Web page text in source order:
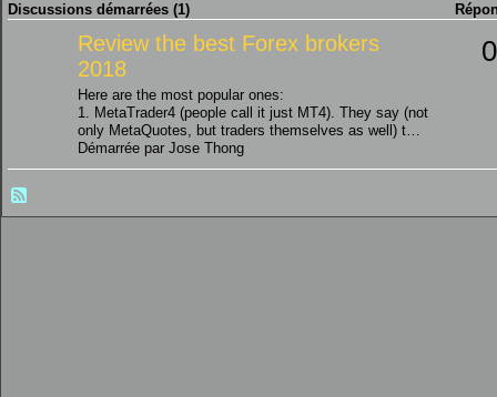
Discussions démarrées (1)
Review the best Forex brokers
2018
Here are the most popular ones:
1. MetaTrader4 (people call it just MT4). They say (not
only MetaQuotes, but traders themselves as well) t…
Démarrée par Jose Thong
0